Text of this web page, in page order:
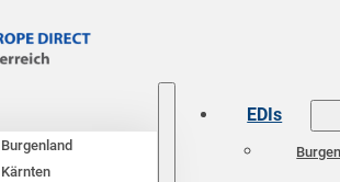
Burgenland
Kärnten
EDIs